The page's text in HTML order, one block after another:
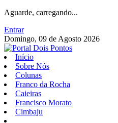
Aguarde, carregando...
Entrar
Domingo, 09 de Agosto 2026
Início
Sobre Nós
Colunas
Franco da Rocha
Caieiras
Francisco Morato
Cimbaju